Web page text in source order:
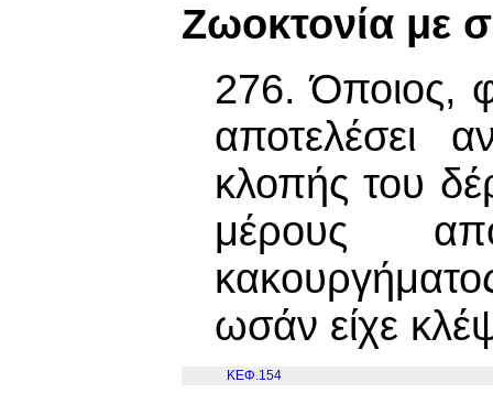
Ζωοκτονία με
276. Όποιος,
αποτελέσει
κλοπής του
μέρους
ωσάν είχε
ΚΕΦ.154